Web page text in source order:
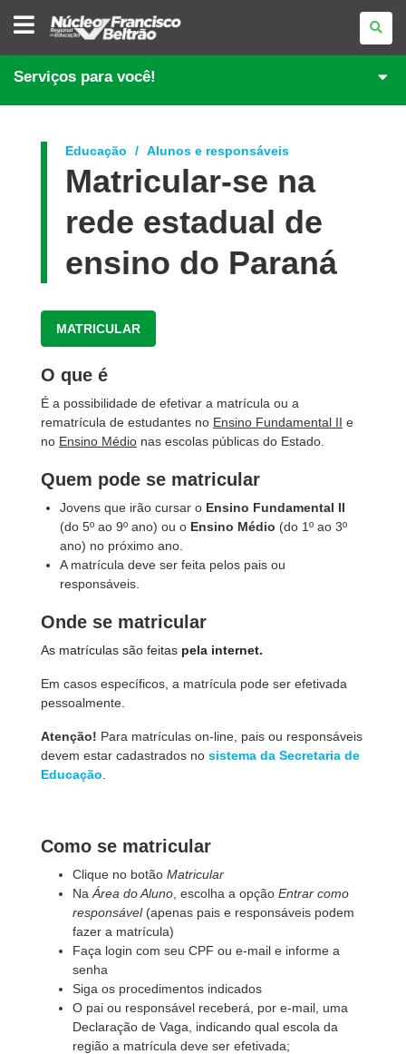
NÚCLEO
REGIONAL
EDUCAÇÃO
DE
FRANCISCO
Serviços para você!
Educação Alunos e responsáveis
Matricular-se na
rede estadual de
ensino do Paraná
MATRICULAR
O que é
É a possibilidade de efetivar a matrícula ou a
rematrícula de estudantes no Ensino Fundamental II e
no Ensino Médio nas escolas públicas do Estado.
Quem pode se matricular
Jovens que irão cursar o Ensino Fundamental II
(do 5º ao9º ano) ou o Ensino Médio (do 1º ao 3º
ano) no próximo ano.
A matrícula deve ser feita pelos pais ou
responsáveis.
Onde se matricular
As matrículas são feitas pela internet.
Em casos específicos, a matrícula pode ser efetivada
pessoalmente.
Atenção! Para matrículas on-line, pais ou responsáveis
devem estar cadastrados no sistema da Secretaria de
Educação
Como se matricular
Clique no botão Matricular
Na Área do Aluno , escolha a opção Entrar como
responsável(apenas pais e responsáveis podem
fazer a matrícula)
Faça login com seu CPF ou e-mail e informe a
senha
Siga os procedimentos indicados
O pai ou responsável receberá, por e-mail, uma
Declaração de Vaga, indicando qual escola da
região a matrícula deve ser efetivada;